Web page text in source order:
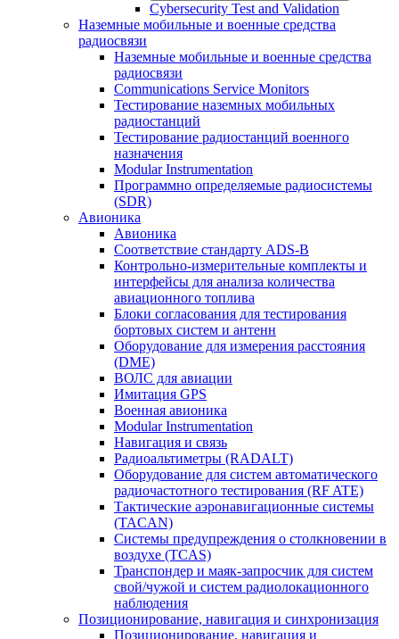
Cybersecurity Test and Validation
Наземные мобильные и военные средства
радиосвязи
Наземные мобильные и военные средства
радиосвязи
Communications Service Monitors
Тестирование наземных мобильных
радиостанций
Тестирование радиостанций военного
назначения
Modular Instrumentation
Программно определяемые радиосистемы
(SDR)
Авионика
Авионика
Соответствие стандарту ADS-B
Контрольно-измерительные комплекты и
интерфейсы для анализа количества
авиационного топлива
Блоки согласования для тестирования
бортовых систем и антенн
Оборудование для измерения расстояния
(DME)
ВОЛС для авиации
Имитация GPS
Военная авионика
Modular Instrumentation
Навигация и связь
Радиоальтиметры (RADALT)
Оборудование для систем автоматического
радиочастотного тестирования (RF ATE)
Тактические аэронавигационные системы
(TACAN)
Системы предупреждения о столкновении в
воздухе (TCAS)
Транспондер и маяк-запросчик для систем
свой/чужой и систем радиолокационного
наблюдения
Позиционирование, навигация и синхронизация
Позиционирование, навигация и